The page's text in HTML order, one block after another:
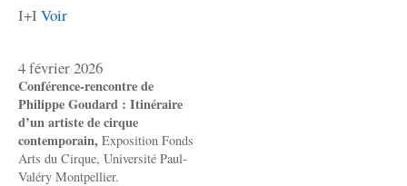
I+I Voir
4 février 2026
Conférence-rencontre de
Philippe Goudard : Itinéraire
d’un artiste de cirque
contemporain, Exposition Fonds
Arts du Cirque, Université Paul-
Valéry Montpellier.